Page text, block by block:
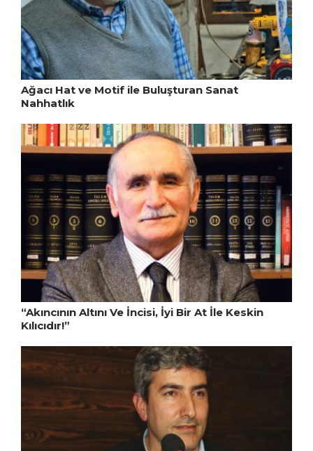
Ağacı Hat ve Motif ile Buluşturan Sanat
Nahhatlık
“Akıncının Altını Ve İncisi, İyi Bir At İle Keskin
Kılıcıdır!”